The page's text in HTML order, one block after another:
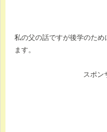
私の父の話ですが後学のた
ます。
スポン